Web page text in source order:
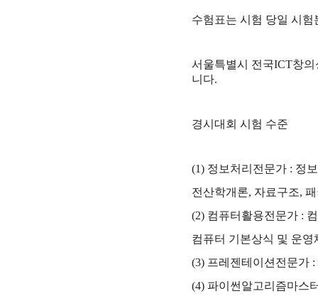
수험표는 시험 당일 시
서울특별시 전국ICT창의
니다.
경시대회 시험 수준
(1) 정보처리전문가 : 정
전산학개론, 자료구조,
(2) 컴퓨터활용전문가 :
컴퓨터 기본상식 및 운영
(3) 프레젠테이션전문가 :
(4) 파이썬알고리즘마스